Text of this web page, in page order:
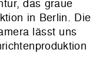
das graue
in Berlin. Die
lässt uns